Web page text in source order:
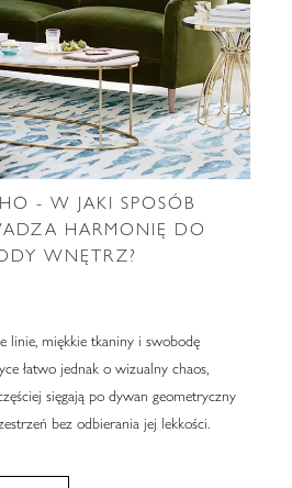
- W JAKI SPOSÓB
HARMONIĘ DO
WNĘTRZ?
linie, miękkie tkaniny i swobodę
łatwo jednak o wizualny chaos,
sięgają po dywan geometryczny
bez odbierania jej lekkości.